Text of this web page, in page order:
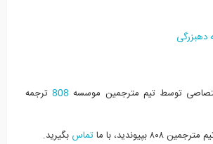
توسط تیم مترجمین موسسه 808ترجمه
بپیوندید، با ما
تماس بگیرید.